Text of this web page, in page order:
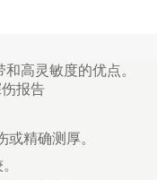
高灵敏度的优点。
报告
精确测厚。